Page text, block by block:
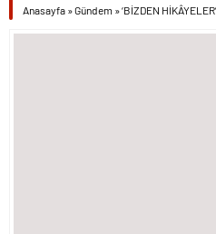
Anasayfa »Gündem »‘BİZDEN